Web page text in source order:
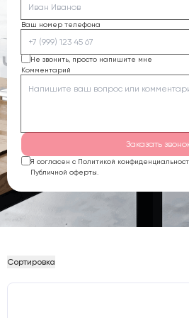
Ваш номер телефона
Не звонить, просто напишите мне
Комментарий
Заказать
Я согласен с Политикой
Публичной оферты.
Сортировка